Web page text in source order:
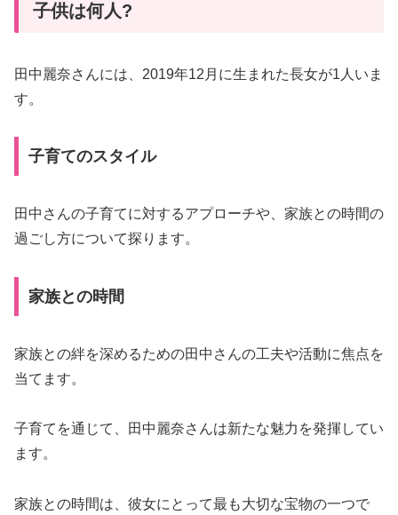
子供は何人?
田中麗奈さんには、2019年12月に生まれた長女が1人いま
す。
子育てのスタイル
田中さんの子育てに対するアプローチや、家族との時間の
過ごし方について探ります。
家族との時間
家族との絆を深めるための田中さんの工夫や活動に焦点を
当てます。
子育てを通じて、田中麗奈さんは新たな魅力を発揮してい
ます。
家族との時間は、彼女にとって最も大切な宝物の一つで